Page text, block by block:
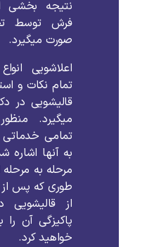
نتیجه بخشی
فرش
توسط
صورت میگیرد.
اعلاشویی انواع
تمام نکات و
قالیشویی در
میگیرد. منظور
تمامی خدماتی
به آنها اشاره
مرحله به مرحله
طوری که پس از
از
قالیشویی
پاکیزگی آن را
خواهیدکرد.